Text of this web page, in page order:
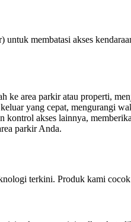
membatasi akses
ke area parkir atau properti,
yang cepat, mengurangi
kontrol akses lainnya,
parkir Anda.
terkini. Produk kami